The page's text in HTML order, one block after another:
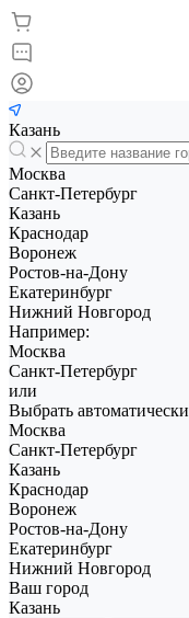
Казань
Москва
Санкт-Петербург
Казань
Краснодар
Воронеж
Ростов-на-Дону
Екатеринбург
Нижний Новгород
Например:
Москва
Санкт-Петербург
или
Выбрать автоматически
Москва
Санкт-Петербург
Казань
Краснодар
Воронеж
Ростов-на-Дону
Екатеринбург
Нижний Новгород
Ваш город
Казань